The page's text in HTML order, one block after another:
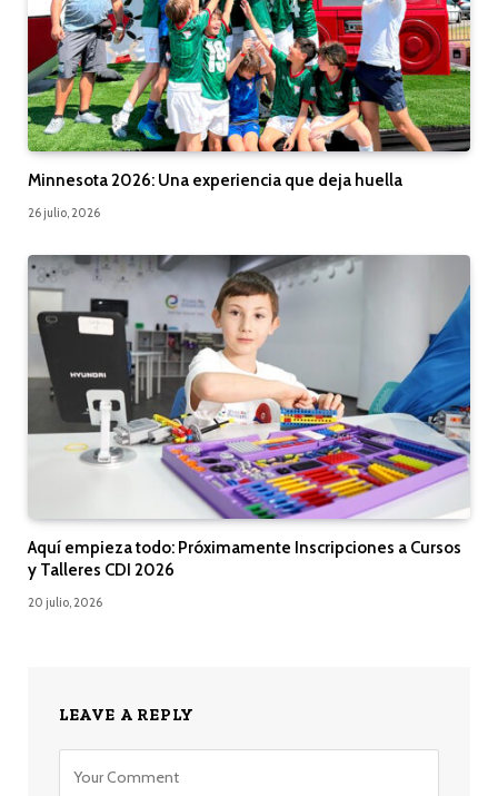
Minnesota 2026: Una experiencia que deja huella
26 julio, 2026
Aquí empieza todo: Próximamente Inscripciones a Cursos
y Talleres CDI 2026
20 julio, 2026
LEAVE A REPLY